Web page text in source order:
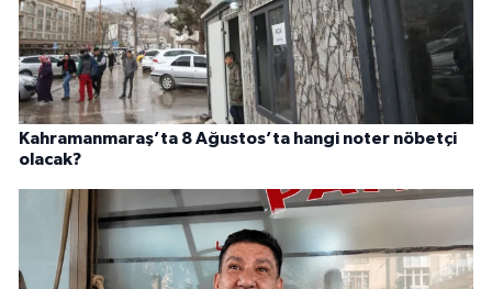
Kahramanmaraş’ta 8 Ağustos’ta hangi noter nöbetçi
olacak?